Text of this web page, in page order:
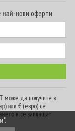
най-нови оферти
може да получите в
или € (евро) се
и се заплащат